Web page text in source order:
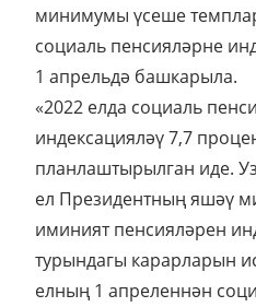
минимумы үсеше
социаль пенсияләрне
1 апрельдә башкарыла.
«2022 елда социаль
индексацияләү 7,7
планлаштырылган иде.
ел Президентның яшәү
иминият пенсияләрен
турындагы карарларын
елның 1 апреленнән